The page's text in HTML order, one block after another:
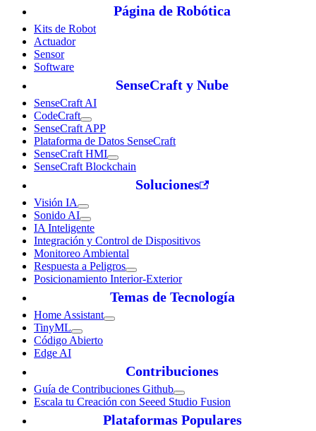
Página de Robótica
Kits de Robot
Actuador
Sensor
Software
SenseCraft y Nube
SenseCraft AI
CodeCraft
SenseCraft APP
Plataforma de Datos SenseCraft
SenseCraft HMI
SenseCraft Blockchain
Soluciones
Visión IA
Sonido AI
IA Inteligente
Integración y Control de Dispositivos
Monitoreo Ambiental
Respuesta a Peligros
Posicionamiento Interior-Exterior
Temas de Tecnología
Home Assistant
TinyML
Código Abierto
Edge AI
Contribuciones
Guía de Contribuciones Github
Escala tu Creación con Seeed Studio Fusion
Plataformas Populares